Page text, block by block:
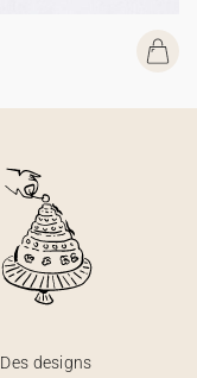
Des designs